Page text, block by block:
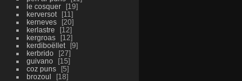
le cosquer
19
kerversot
11
kerneves
20
kerlastre
12
kergroas
12
kerdiboëllet
9
kerbrido
27
guivano
15
coz puns
5
brozoul
18